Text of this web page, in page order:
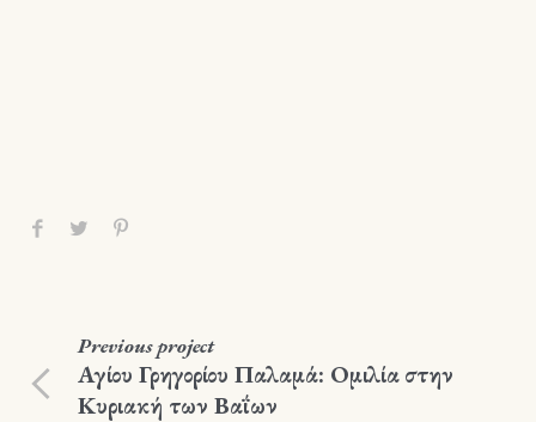
Previousproject
Αγίου Γρηγορίου Παλαμά: Ομιλία στην
Κυριακή των Βαΐων